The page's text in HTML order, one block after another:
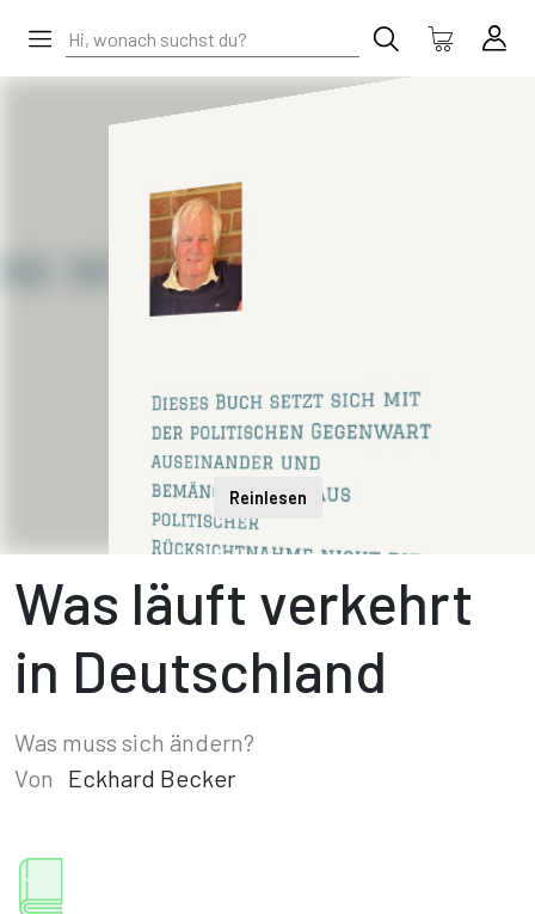
Reinlesen
Was läuft verkehrt
in Deutschland
Was muss sich ändern?
Von
Eckhard Becker